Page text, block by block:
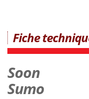
Fiche
Sumo